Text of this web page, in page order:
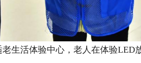
生活体验中心，老人在体验LED